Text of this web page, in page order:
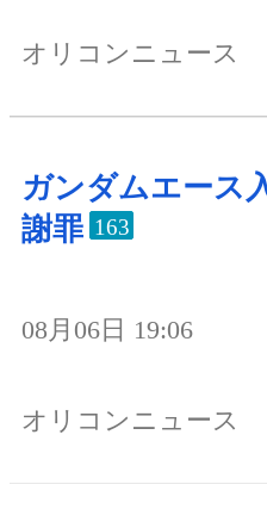
オリコンニュース
ガンダムエース
謝罪 163
08月06日 19:06
オリコンニュース